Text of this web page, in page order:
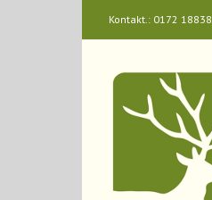
Kontakt.: 0172